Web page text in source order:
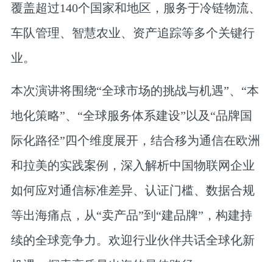
覆盖超过140个国家和地区，服务于冷链物流、
车队管理、智慧农业、资产追踪等多个关键行
业。
本次演讲将围绕“全球市场的挑战与机遇”、“本
地化策略”、“全球服务体系建设”以及“品牌国
际化路径”四个维度展开，结合移为通信在欧洲
和拉美的实践案例，深入解析中国物联网企业
如何应对通信标准差异、认证门槛、数据合规
等出海痛点，从“卖产品”到“建品牌”，构建持
续的全球竞争力。欢迎行业伙伴共话全球化新